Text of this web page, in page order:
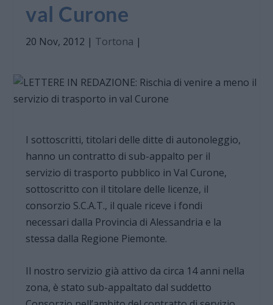
val Curone
20 Nov, 2012 | Tortona |
I sottoscritti, titolari delle ditte di autonoleggio,
hanno un contratto di sub-appalto per il
servizio di trasporto pubblico in Val Curone,
sottoscritto con il titolare delle licenze, il
consorzio S.C.A.T., il quale riceve i fondi
necessari dalla Provincia di Alessandria e la
stessa dalla Regione Piemonte.
Il nostro servizio già attivo da circa 14 anni nella
zona, è stato sub-appaltato dal suddetto